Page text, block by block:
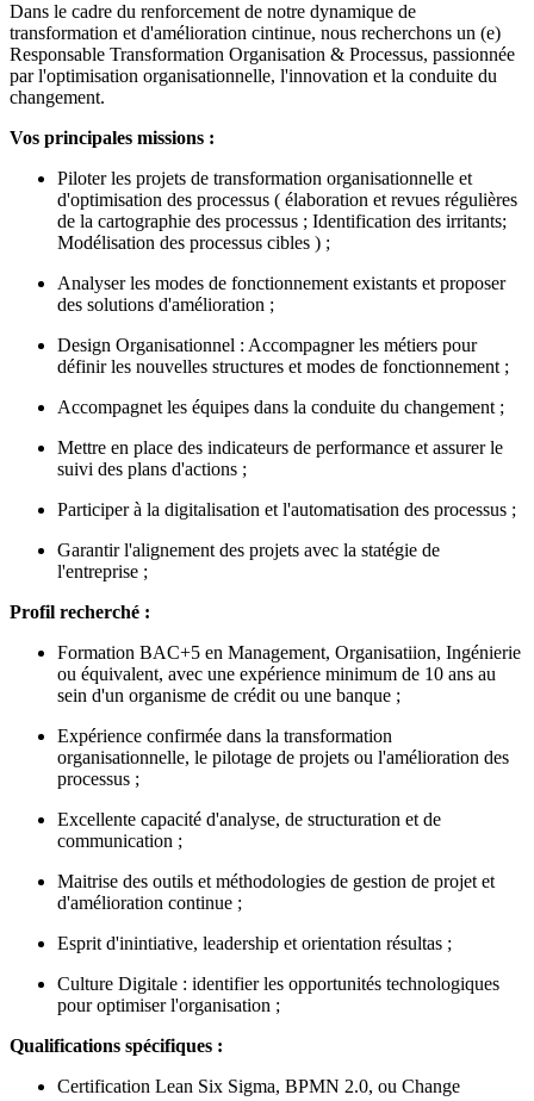
Dans le cadre du renforcement de notre dynamique de
transformation et d'amélioration cintinue, nous recherchons un (e)
Responsable Transformation Organisation & Processus, passionnée
par l'optimisation organisationnelle, l'innovation et la conduite du
changement.
Vos principales missions :
Piloter les projets de transformation organisationnelle et
d'optimisation des processus ( élaboration et revues régulières
de la cartographie des processus ; Identification des irritants;
Modélisation des processus cibles ) ;
Analyser les modes de fonctionnement existants et proposer
des solutions d'amélioration ;
Design Organisationnel : Accompagner les métiers pour
définir les nouvelles structures et modes de fonctionnement ;
Accompagnet les équipes dans la conduite du changement ;
Mettre en place des indicateurs de performance et assurer le
suivi des plans d'actions ;
Participer à la digitalisation et l'automatisation des processus ;
Garantir l'alignement des projets avec la statégie de
l'entreprise ;
Profil recherché :
Formation BAC+5 en Management, Organisatiion, Ingénierie
ou équivalent, avec une expérience minimum de 10 ans au
sein d'un organisme de crédit ou une banque ;
Expérience confirmée dans la transformation
organisationnelle, le pilotage de projets ou l'amélioration des
processus ;
Excellente capacité d'analyse, de structuration et de
communication ;
Maitrise des outils et méthodologies de gestion de projet et
d'amélioration continue ;
Esprit d'inintiative, leadership et orientation résultas ;
Culture Digitale : identifier les opportunités technologiques
pour optimiser l'organisation ;
Qualifications spécifiques :
Certification Lean Six Sigma, BPMN 2.0, ou Change